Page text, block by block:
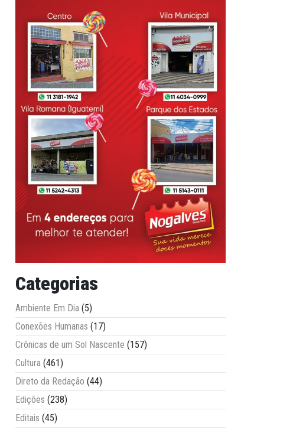
Categorias
Ambiente Em Dia (5)
Conexões Humanas (17)
Crônicas de um Sol Nascente (157)
Cultura (461)
Direto da Redação (44)
Edições (238)
Editais (45)